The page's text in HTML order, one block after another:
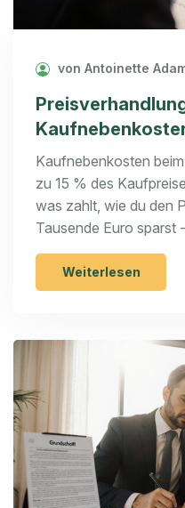
von Antoinette
beim
Kaufnebenkosten
zu 15 % des
was zahlt, wie du den
Tausende Euro sparst
praktischen Tipps.
Weiterlesen